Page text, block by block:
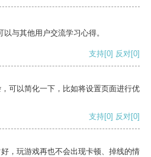
与其他用户交流学习心得。
支持[0] 反对[0]
可以简化一下，比如将设置页面进行优
支持[0] 反对[0]
，玩游戏再也不会出现卡顿、掉线的情